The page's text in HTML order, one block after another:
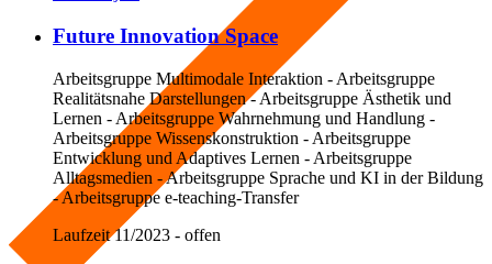
Future Innovation Space
Arbeitsgruppe Multimodale Interaktion - Arbeitsgruppe
Realitätsnahe Darstellungen - Arbeitsgruppe Ästhetik und
Lernen - Arbeitsgruppe Wahrnehmung und Handlung -
Arbeitsgruppe Wissenskonstruktion - Arbeitsgruppe
Entwicklung und Adaptives Lernen - Arbeitsgruppe
Alltagsmedien - Arbeitsgruppe Sprache und KI in der Bildung
- Arbeitsgruppe e-teaching-Transfer
Laufzeit 11/2023 - offen